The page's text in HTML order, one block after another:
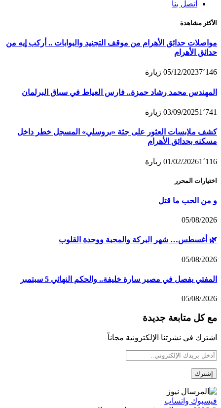
أتصل بنا
الأكثر مشاهدة
مواصلات حدائق الأهرام من موقف التجنيد والبوابات .. أركب إيه من
حدائق الأهرام
05/12/20237٬146 زيارة
المهندس محمد رشاد حمزة.. فارس العياط في سباق البرلمان
03/09/20251٬741 زيارة
كشف ملابسات العثور على جثة «بروسلي» المسجل خطر داخل
مسكنه بحدائق الأهرام
01/02/20261٬116 زيارة
اختيارات المحرر
و من الحب ما قتل
05/08/2026
🌿 أغسطس… شهر البركة والمحبة ووحدة القلوب
05/08/2026
المفتي يفصل في مصير سارة خليفة.. والحكم النهائي 5 سبتمبر
05/08/2026
مع كل متابعة جديدة
اشترك في نشرتنا الإلكترونية مجاناً
فيسبوك واتساب